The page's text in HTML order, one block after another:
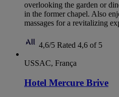
overlooking the garden or
in the former chapel. Also
massages for a revitalizing
4,6/5 Rated 4,6 of 5
USSAC, França
Hotel Mercure Brive